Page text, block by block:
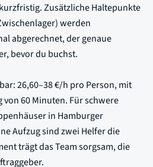
Zusätzliche Haltepunkte
werden
abgerechnet, der genaue
bevor du buchst.
26,60–38 €/h pro Person, mit
60 Minuten. Für schwere
in Hamburger
Aufzug sind zwei Helfer die
trägt das Team sorgsam, die